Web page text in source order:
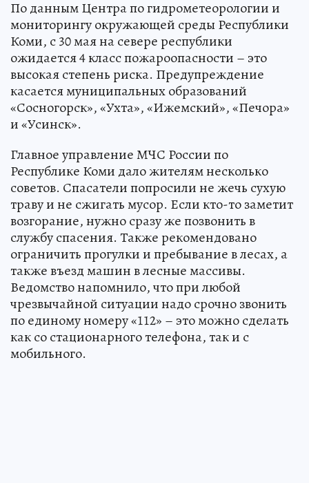
По данным Центра по гидрометеорологии и
мониторингу окружающей среды Республики
Коми, с 30 мая на севере республики
ожидается 4 класс пожароопасности – это
высокая степень риска. Предупреждение
касается муниципальных образований
«Сосногорск», «Ухта», «Ижемский», «Печора»
и «Усинск».
Главное управление МЧС России по
Республике Коми дало жителям несколько
советов. Спасатели попросили не жечь сухую
траву и не сжигать мусор. Если кто-то заметит
возгорание, нужно сразу же позвонить в
службу спасения. Также рекомендовано
ограничить прогулки и пребывание в лесах, а
также въезд машин в лесные массивы.
Ведомство напомнило, что при любой
чрезвычайной ситуации надо срочно звонить
по единому номеру «112» – это можно сделать
как со стационарного телефона, так и с
мобильного.